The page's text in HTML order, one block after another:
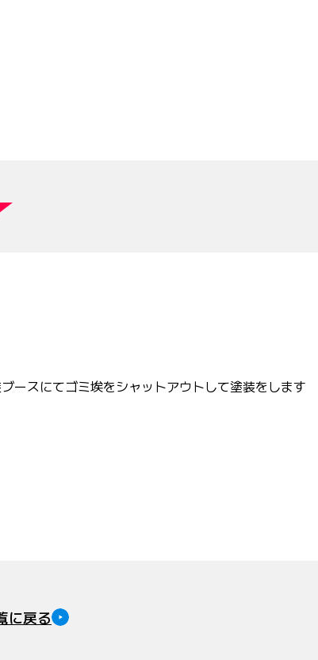
ースにてゴミ埃をシャットアウトして塗装をします
に戻る